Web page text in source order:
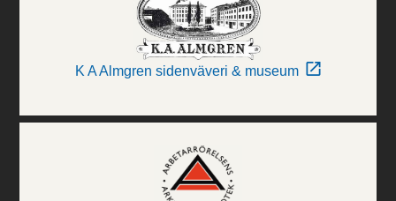
K A Almgren sidenväveri & museum